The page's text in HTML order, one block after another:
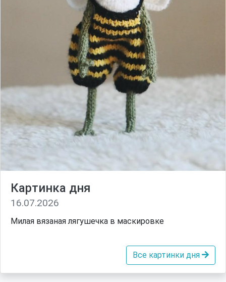
Картинка дня
16.07.2026
Милая вязаная лягушечка в маскировке
Все картинки дня